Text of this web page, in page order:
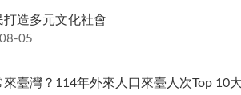
打造多元文化社會
05
來臺灣？114年外來人口來臺人次Top 10